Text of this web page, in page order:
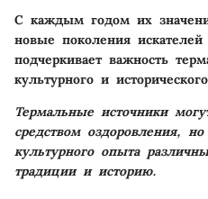
С каждым годом их
новые поколения
подчеркивает важность
культурного и
Термальные источники
средством оздоровления,
культурного опыта
традиции и историю.